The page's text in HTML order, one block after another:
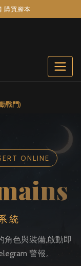
購買腳本
黑色沙
戰鬥)
ONLINE
統
角色與裝備,啟動即
警報。